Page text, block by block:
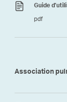
Guide
pdf
Association